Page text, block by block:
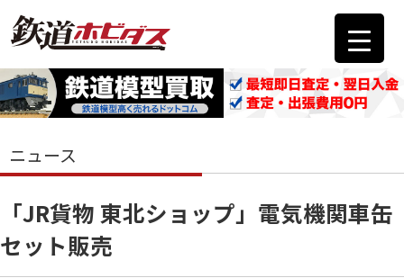
ニュース
「JR貨物 東北ショップ」電気機関車缶
セット販売